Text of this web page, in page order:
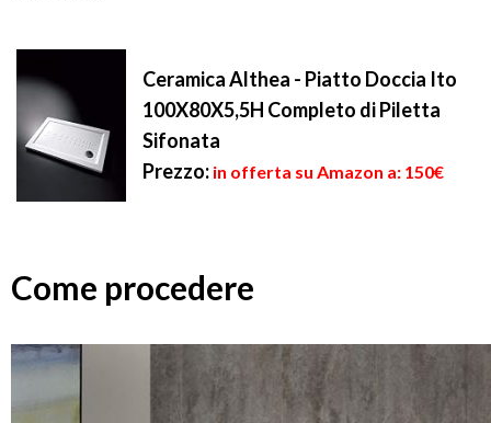
Ceramica Althea - Piatto Doccia Ito
100X80X5,5H Completo di Piletta
Sifonata
Prezzo: in offerta su Amazon a: 150€
Come procedere